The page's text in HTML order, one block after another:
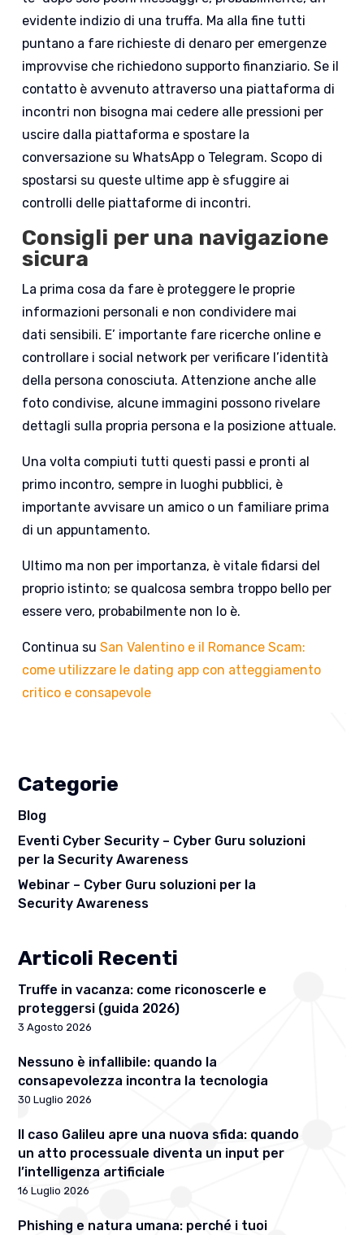
Categorie
Blog
Eventi Cyber Security – Cyber Guru soluzioni
per la Security Awareness
Webinar – Cyber Guru soluzioni per la
Security Awareness
Articoli Recenti
Truffe in vacanza: come riconoscerle e
proteggersi (guida 2026)
3 Agosto 2026
Nessuno è infallibile: quando la
consapevolezza incontra la tecnologia
30 Luglio 2026
Il caso Galileu apre una nuova sfida: quando
un atto processuale diventa un input per
l’intelligenza artificiale
16 Luglio 2026
Phishing e natura umana: perché i tuoi
evidente indizio di una truffa. Ma alla fine tutti
puntano a fare richieste di denaro per emergenze
improvvise che richiedono supporto finanziario. Se il
contatto è avvenuto attraverso una piattaforma di
incontri non bisogna mai cedere alle pressioni per
uscire dalla piattaforma e spostare la
conversazione su WhatsApp o Telegram. Scopo di
spostarsi su queste ultime app è sfuggire ai
controlli delle piattaforme di incontri.
Consigli per una navigazione
sicura
La prima cosa da fare è proteggere le proprie
informazioni personali e non condividere mai
dati sensibili. E’ importante fare ricerche online e
controllare i social network per verificare l’identità
della persona conosciuta. Attenzione anche alle
foto condivise, alcune immagini possono rivelare
dettagli sulla propria persona e la posizione attuale.
Una volta compiuti tutti questi passi e pronti al
primo incontro, sempre in luoghi pubblici, è
importante avvisare un amico o un familiare prima
di un appuntamento.
Ultimo ma non per importanza, è vitale fidarsi del
proprio istinto; se qualcosa sembra troppo bello per
essere vero, probabilmente non lo è.
Continua suSan Valentino e il Romance Scam:
come utilizzare le dating app con atteggiamento
critico e consapevole